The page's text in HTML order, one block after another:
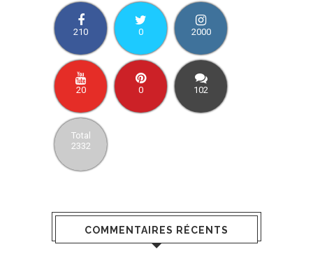
210 0 2000
20 0 102
Total
2332
COMMENTAIRES RÉCENTS